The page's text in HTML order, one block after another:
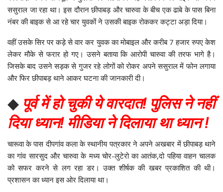
ससुराल जा रहा था। इस दौरान छीपाबड़ और चारुवा के बीच एक ढाबे के पास बिना
नंबर की बाइक से आ रहे चार युवकों ने उसकी बाइक रोककर कट्टा अड़ा दिया।
वहीं उसके सिर पर कड़े से वार कर युवक का मोबाइल और करीब 7 हजार रुपए केश
लेकर मौके से फरार हो गए। उसने बताया कि आरोपी चारुवा की तरफ भागे है।
जिसके बाद उसने सड़क से गुजर रहे लोगों को रोकर अपने ससुराल में फोन लगाया
और फिर छीपाबड़ थाने आकर घटना की जानकारी दी।
◆ पूर्व में हो चुकी ये वारदात! पुलिस ने नहीं
दिया ध्यान! मीडिया ने दिलाया था ध्यान !
चारूवा के पास दीपगांव कला के स्थानीय पत्रकार ने अपने अखबार में छीपाबड़ थाने
का गांव सारसुद और चारुवा के मध्य चोर-लुटेरो का आतंक,दो पहिया वाहन चालक
को सफर करने से लग रहा डर। उक्त शीर्षक की खबर प्रकाशित की थी।
प्रशासन का ध्यान इस ओर दिलाया था।